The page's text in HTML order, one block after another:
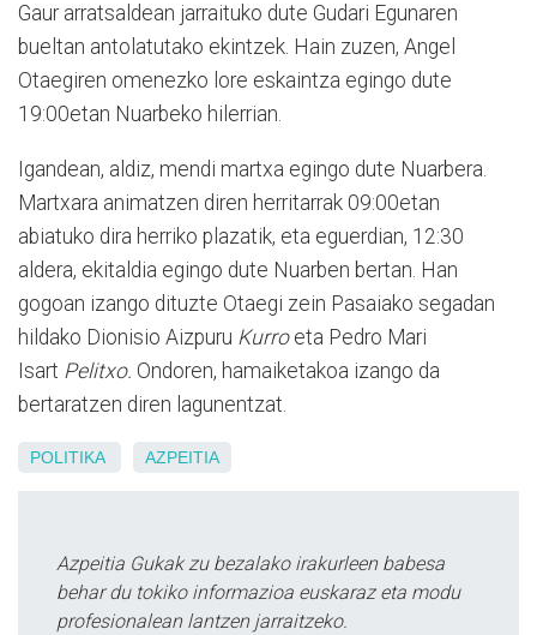
Gaur arratsaldean jarraituko dute Gudari Egunaren
bueltan antolatutako ekintzek. Hain zuzen, Angel
Otaegiren omenezko lore eskaintza egingo dute
19:00etan Nuarbeko hilerrian.
Igandean, aldiz, mendi martxa egingo dute Nuarbera.
Martxara animatzen diren herritarrak 09:00etan
abiatuko dira herriko plazatik, eta eguerdian, 12:30
aldera, ekitaldia egingo dute Nuarben bertan. Han
gogoan izango dituzte Otaegi zein Pasaiako segadan
hildako Dionisio Aizpuru Kurroeta Pedro Mari
Isart Pelitxo. Ondoren, hamaiketakoa izango da
bertaratzen diren lagunentzat.
POLITIKA AZPEITIA
Azpeitia Gukak zu bezalako irakurleen babesa
behar du tokiko informazioa euskaraz eta modu
profesionalean lantzen jarraitzeko.